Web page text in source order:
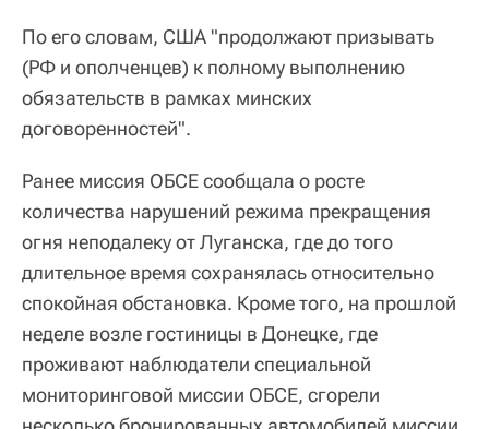
По его словам, США "продолжают призывать
(РФ и ополченцев) к полному выполнению
обязательств в рамках минских
договоренностей".
Ранее миссия ОБСЕ сообщала о росте
количества нарушений режима прекращения
огня неподалеку от Луганска, где до того
длительное время сохранялась относительно
спокойная обстановка. Кроме того, на прошлой
неделе возле гостиницы в Донецке, где
проживают наблюдатели специальной
мониторинговой миссии ОБСЕ, сгорели